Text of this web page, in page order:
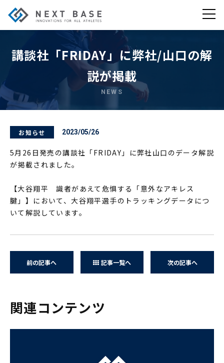
講談社「FRIDAY」に弊社/山口の解
説が掲載
NEWS
お知らせ 2023/05/26
5月26日発売の講談社「FRIDAY」に弊社山口のデータ解説
が掲載されました。
【大谷翔平 識者があえて危惧する「意外なアキレス
腱」】において、大谷翔平選手のトラッキングデータにつ
いて解説しています。
前の記事へ 記事一覧へ 次の記事へ
関連コンテンツ